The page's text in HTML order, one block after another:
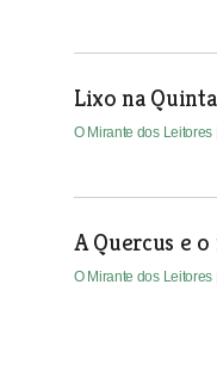
Lixo na
O Mirante dos Leitores
A Quercus e
O Mirante dos Leitores